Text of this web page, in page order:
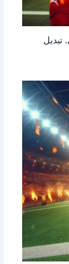
تبديل